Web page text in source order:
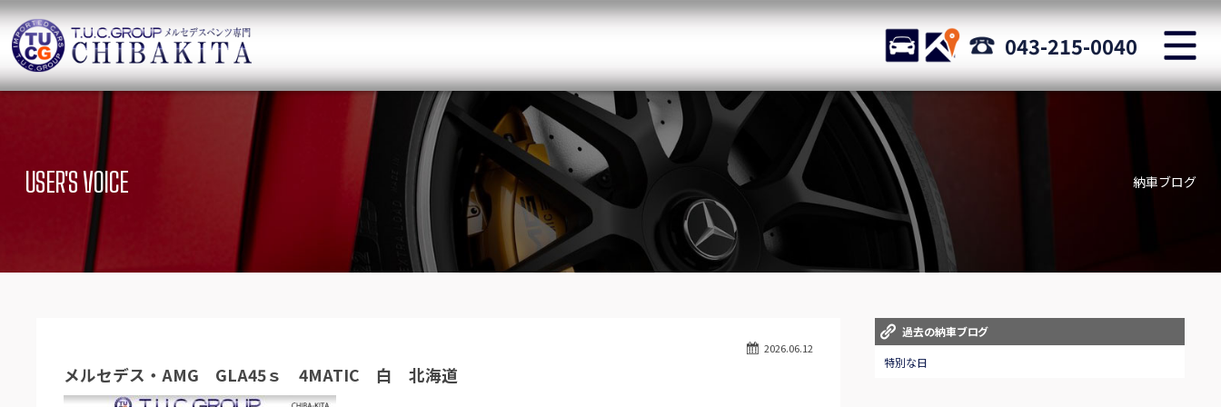
TUCグループ メルセデスベンツ専門 千葉北インター店
STOCK ACCESS 043-215-0040
ニュース 在庫リスト
SUV Stock list
目玉車両一覧
Features Stock list
保証＆サービス アクセスマップ
Delivery service
特別作業について
Special service
オーダーサービス 買取無料査定
スタッフblog
Staff blog
会社概要
Company
USER'S VOICE 納車ブログ
2026.06.12
メルセデス・AMG GLA45ｓ 4MATIC 白 北海道
過去の納車ブログ
特別な日